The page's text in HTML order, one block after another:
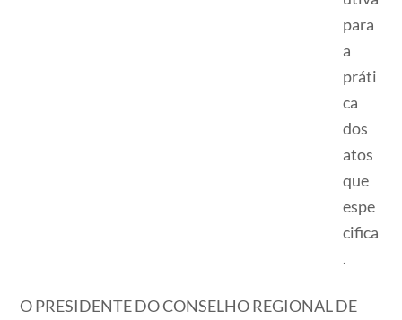
para
a
práti
ca
dos
atos
que
espe
cifica
.
O PRESIDENTE DO CONSELHO REGIONAL DE